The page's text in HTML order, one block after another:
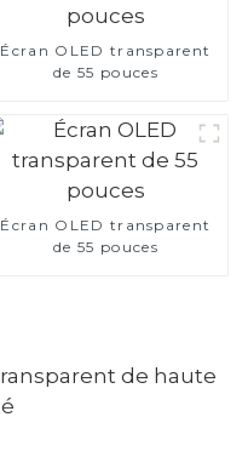
Écran OLED transparent
de 55 pouces
Écran OLED transparent
de 55 pouces